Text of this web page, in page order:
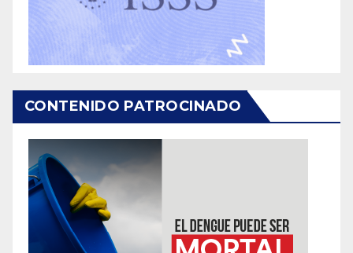
CONTENIDO PATROCINADO